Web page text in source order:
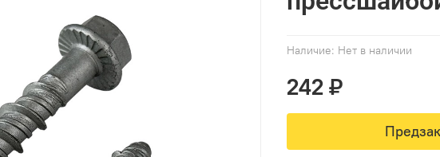
Наличие: Нет в наличии
242 ₽